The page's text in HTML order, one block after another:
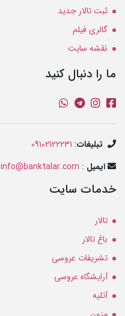
ثبت تالار جدید
گالری فیلم
نقشه سایت
ما را دنبال کنید
تبلیغات:
09102122231
ایمیل :
info@banktalar.com
خدمات سایت
تالار
باغ تالار
تشریفات عروسی
آرایشگاه عروسی
آتلیه